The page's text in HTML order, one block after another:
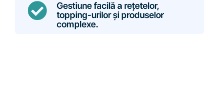
Gestiune facilă a rețetelor,
topping-urilor și produselor
complexe.